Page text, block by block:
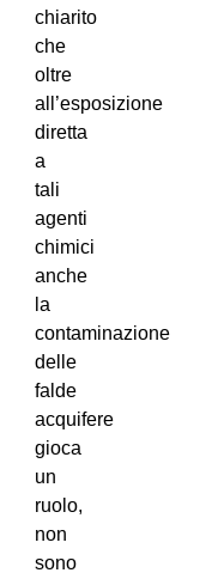
chiarito
che
oltre
all’esposizione
diretta
a
tali
agenti
chimici
anche
la
contaminazione
delle
falde
acquifere
gioca
un
ruolo,
non
sono